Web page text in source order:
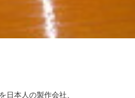
日本人の製作会社、